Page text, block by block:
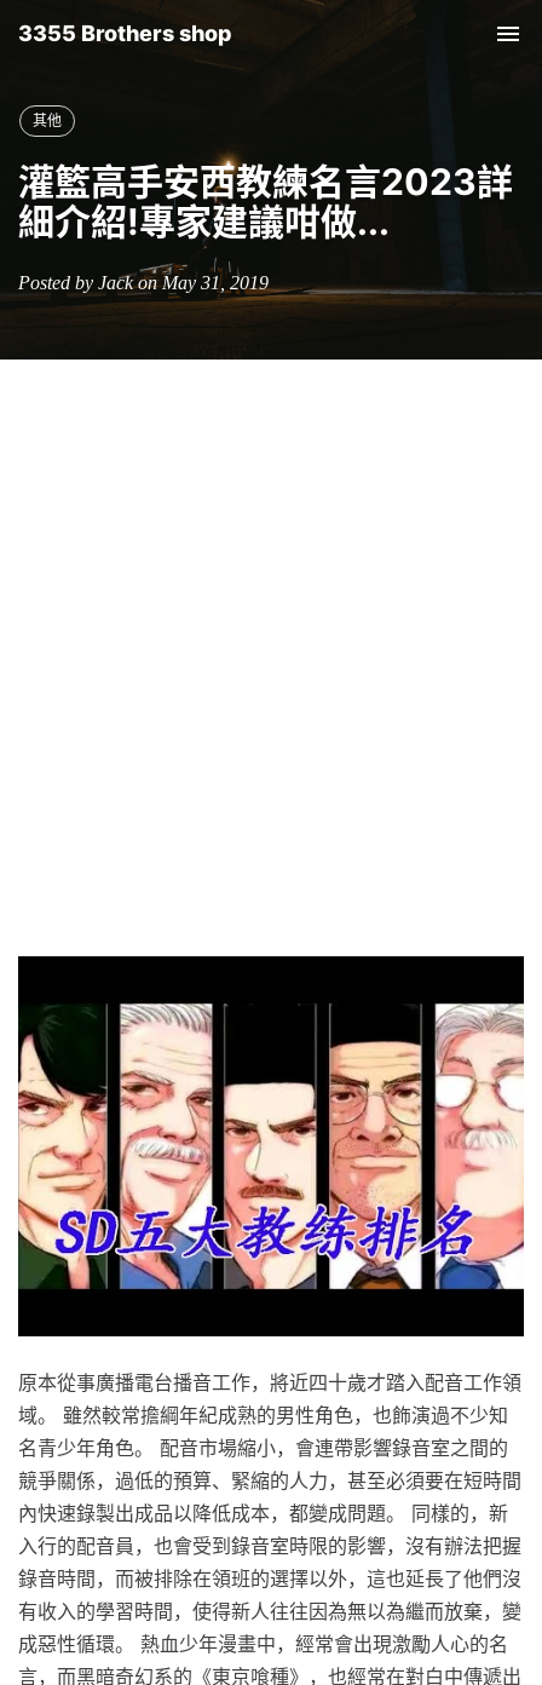
3355 Brothers shop
其他
灌籃高手安西教練名言2023詳
細介紹!專家建議咁做...
Posted by Jack on May 31, 2019
原本從事廣播電台播音工作，將近四十歲才踏入配音工作領
域。 雖然較常擔綱年紀成熟的男性角色，也飾演過不少知
名青少年角色。 配音市場縮小，會連帶影響錄音室之間的
競爭關係，過低的預算、緊縮的人力，甚至必須要在短時間
內快速錄製出成品以降低成本，都變成問題。 同樣的，新
入行的配音員，也會受到錄音室時限的影響，沒有辦法把握
錄音時間，而被排除在領班的選擇以外，這也延長了他們沒
有收入的學習時間，使得新人往往因為無以為繼而放棄，變
成惡性循環。 熱血少年漫畫中，經常會出現激勵人心的名
言，而黑暗奇幻系的《東京喰種》，也經常在對白中傳遞出